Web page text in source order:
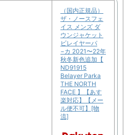
（国内正規品）
ザ・ノースフェ
イス メンズ ダ
ウンジャケット
ビレイヤーパ
−カ 2021〜22年
秋冬新色追加【
ND91915
Belayer Parka
THE NORTH
FACE 】【あす
楽対応】【メー
ル便不可】[物
流]